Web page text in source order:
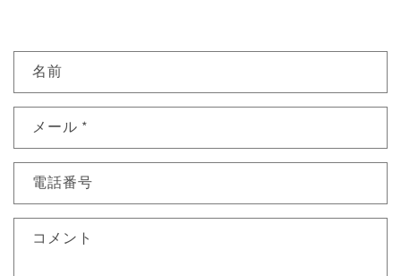
い
わ
フ
ォ
名前
メール *
電話番号
コメント